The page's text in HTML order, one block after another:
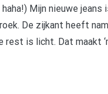
Mijn nieuwe jeans
De zijkant heeft
rest is licht. Dat maakt